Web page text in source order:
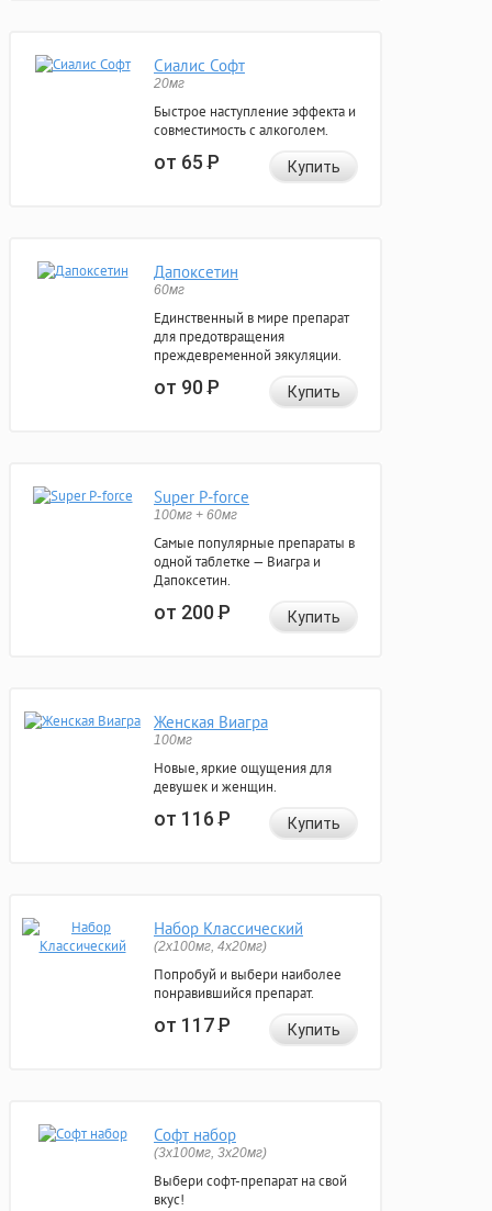
Сиалис Софт
20мг
Быстрое наступление эффекта и
совместимость с алкоголем.
от 65Р Купить
Дапоксетин
60мг
Единственный в мире препарат
для предотвращения
преждевременной эякуляции.
от 90Р Купить
Super P-force
100мг + 60мг
Самые популярные препараты в
одной таблетке — Виагра и
Дапоксетин.
от 200Р Купить
Женская Виагра
100мг
Новые, яркие ощущения для
девушек и женщин.
от 116Р Купить
Набор Классический
(2x100мг, 4x20мг)
Попробуй и выбери наиболее
понравившийся препарат.
от 117Р Купить
Софт набор
(3x100мг, 3x20мг)
Выбери софт-препарат на свой
вкус!